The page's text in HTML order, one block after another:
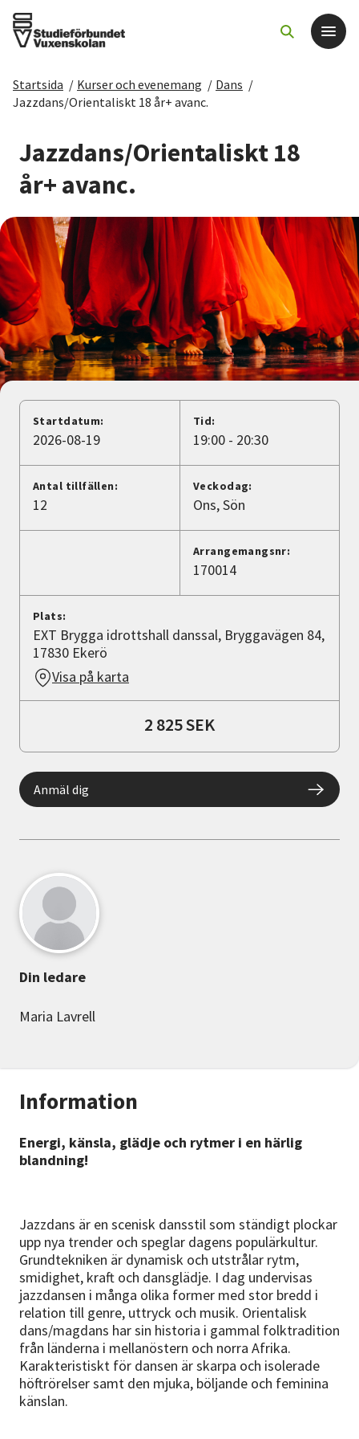
Det här gör vi
För dig som
Sök kurser och evenemang
Om SV
Starta studiecirkel
Cirkelledare
Nyheter
Avdelningar
Lyssna
Startsida / Kurser och evenemang / Dans /
Jazzdans/Orientaliskt 18 år+ avanc.
Jazzdans/Orientaliskt 18
år+ avanc.
Information
Energi, känsla, glädje och rytmer i en härlig
blandning!
Jazzdans är en scenisk dansstil som ständigt plockar
upp nya trender och speglar dagens populärkultur.
Grundtekniken är dynamisk och utstrålar rytm,
smidighet, kraft och dansglädje. I dag undervisas
jazzdansen i många olika former med stor bredd i
relation till genre, uttryck och musik. Orientalisk
dans/magdans har sin historia i gammal folktradition
från länderna i mellanöstern och norra Afrika.
Karakteristiskt för dansen är skarpa och isolerade
höftrörelser samt den mjuka, böljande och feminina
känslan.
Startdatum:
2026-08-19
Tid:
19:00 - 20:30
Antal tillfällen:
12
Veckodag:
Ons Sön
Arrangemangsnr:
170014
Plats:
EXT Brygga idrottshall danssal, Bryggavägen 84,
17830 Ekerö
Visa på karta
2 825 SEK
Anmäl dig
Din ledare
Maria Lavrell